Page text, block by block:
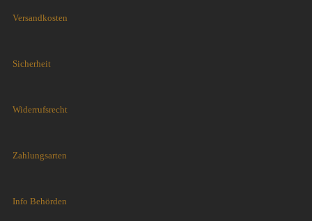
Versandkosten
Sicherheit
Widerrufsrecht
Zahlungsarten
Info Behörden